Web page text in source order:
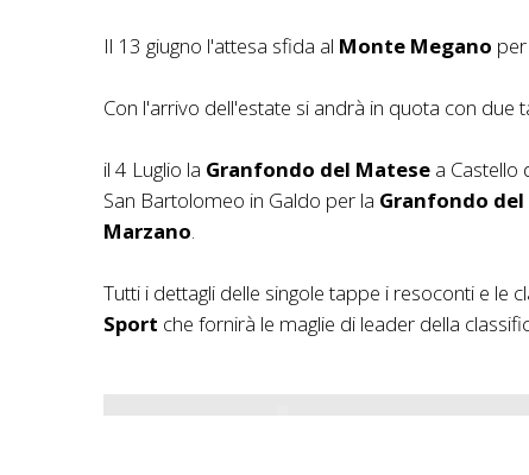
Il 13 giugno l'attesa sfida al Monte Megano
Con l'arrivo dell'estate si andrà in quota con due
il 4 Luglio la Granfondo del Matese a Castello
San Bartolomeo in Galdo per la Granfondo
Marzano.
Tutti i dettagli delle singole tappe i resoconti e le
Sport che fornirà le maglie di leader della